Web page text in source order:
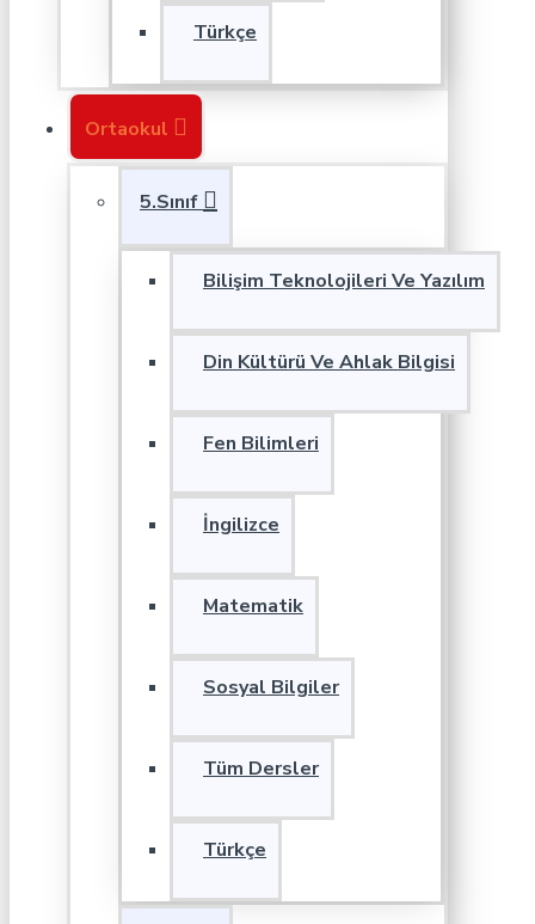
Türkçe
Ortaokul
5.Sınıf
Bilişim Teknolojileri Ve Yazılım
Din Kültürü Ve Ahlak Bilgisi
Fen Bilimleri
İngilizce
Matematik
Sosyal Bilgiler
Tüm Dersler
Türkçe